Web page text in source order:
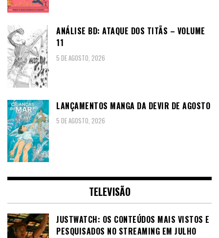
ANÁLISE BD: ATAQUE DOS TITÃS – VOLUME
11
5 DE AGOSTO, 2026
LANÇAMENTOS MANGA DA DEVIR DE AGOSTO
5 DE AGOSTO, 2026
TELEVISÃO
JUSTWATCH: OS CONTEÚDOS MAIS VISTOS E
PESQUISADOS NO STREAMING EM JULHO